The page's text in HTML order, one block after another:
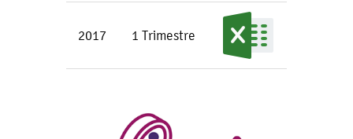
2017 1 Trimestre